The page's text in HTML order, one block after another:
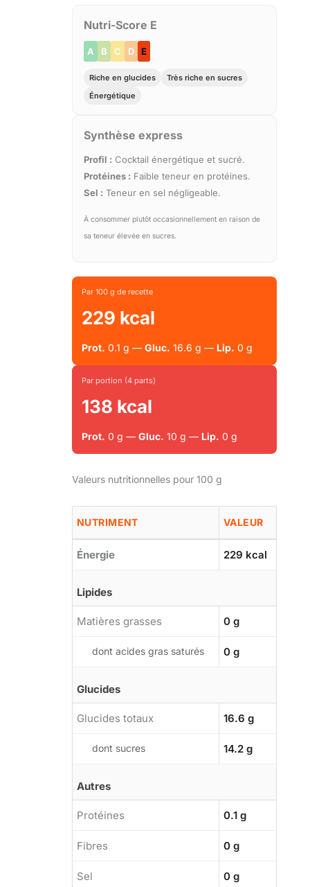
Nutri-Score E
A B C D E
Riche en glucides
Très riche en sucres
Énergétique
Synthèse express
Profil : Cocktail énergétique et sucré.
Protéines : Faible teneur en protéines.
Sel : Teneur en sel négligeable.
À consommer plutôt occasionnellement en raison de
sa teneur élevée en sucres.
Par 100 g de recette
229 kcal
Prot. 0.1 g — Gluc. 16.6 g — Lip. 0 g
Par portion (4 parts)
138 kcal
Prot. 0 g — Gluc. 10 g — Lip. 0 g
Valeurs nutritionnelles pour 100 g
NUTRIMENT VALEUR
Énergie 229 kcal
Lipides
Matières grasses 0 g
dont acides gras saturés 0 g
Glucides
Glucides totaux 16.6 g
dont sucres 14.2 g
Autres
Protéines 0.1 g
Fibres 0 g
Sel 0 g